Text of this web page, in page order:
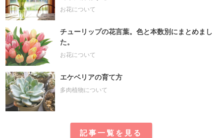
お花について
チューリップの花言葉。色と本数別にまとめまし
た。
お花について
エケベリアの育て方
多肉植物について
記事一覧を見る